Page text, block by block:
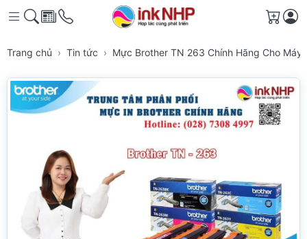
Giỏ
Trang chủ Tin tức Mực Brother TN 263 Chính Hãng Cho Máy